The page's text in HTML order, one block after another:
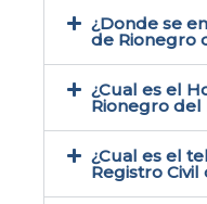
¿Donde se
de Rionegro
¿Cual es el
Rionegro del
¿Cual es el
Registro